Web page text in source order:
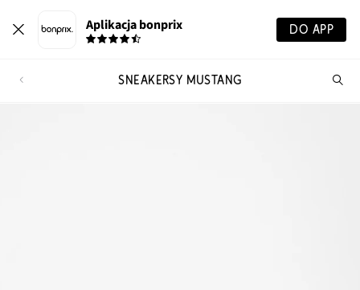
Aplikacja bonprix DO APP
SNEAKERSY MUSTANG